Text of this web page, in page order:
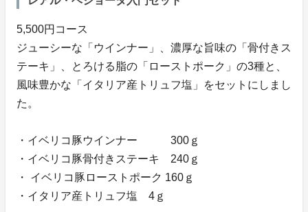
5,500円コース
ジューシーな「ウインナー」、濃厚な旨味の「骨付きス
テーキ」、とろける脂の「ローストポーク」の3種と、
風味豊かな「イタリア産トリュフ塩」をセットにしまし
た。
・イベリコ豚ウインナー 300ｇ
・イベリコ豚骨付きステーキ 240ｇ
・ イベリコ豚ローストポーク 160ｇ
・イタリア産トリュフ塩 4ｇ